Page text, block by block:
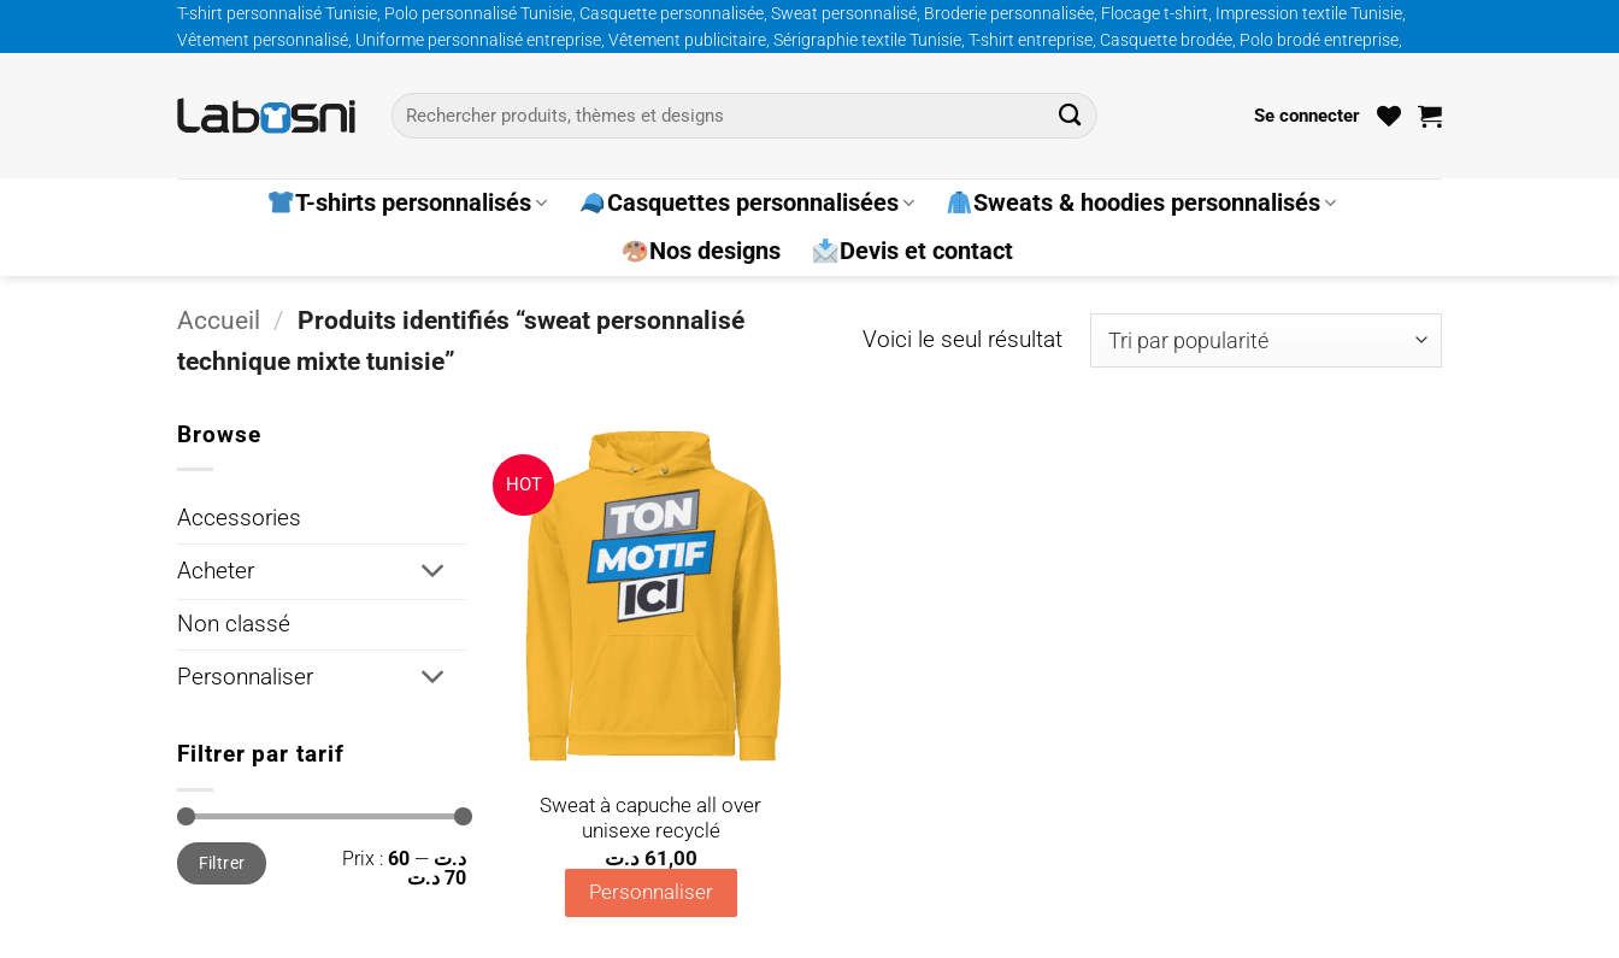
au
T-shirt personnalisé Tunisie, Polo personnalisé Tunisie, Casquette personnalisée, Sweat personnalisé, Broderie personnalisée, Flocage t-shirt, Impression textile Tunisie,
Vêtement personnalisé, Uniforme personnalisé entreprise, Vêtement publicitaire, Sérigraphie textile Tunisie, T-shirt entreprise, Casquette brodée, Polo brodé entreprise,
Recherche
pour :
Se connecter
T-shirts personnalisés Casquettes personnalisées
Sweats & hoodies personnalisés
Nos designs
Devis et contact
Accueil / Produits identifiés “sweat personnalisé
technique mixte tunisie”
Voici le seul résultat
Browse
Accessories
Acheter
Non classé
Personnaliser
Filtrer par tarif
Prix
min
Prix
maxFiltrer Prix : 60 د.ت —
70 د.ت
HOT
Ajouter
à la
wishlist
Sweat à capuche all over
unisexe recyclé
61,00 د.ت
Personnaliser